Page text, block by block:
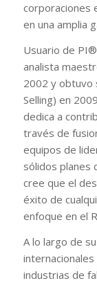
corporaciones
en una amplia
Usuario de
analista
2002 y obtuvo
Selling) en
dedica a
través de
equipos de
sólidos planes
cree que el
éxito de
enfoque en el
A lo largo de
industrias de